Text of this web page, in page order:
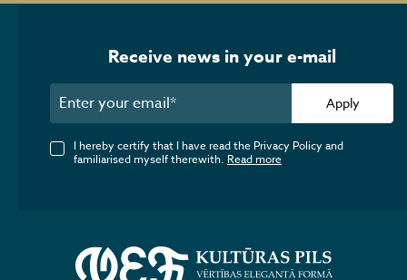
Receive news in your e-mail
Apply
I hereby certify that I have read the Privacy Policy and
familiarised myself therewith. Read more